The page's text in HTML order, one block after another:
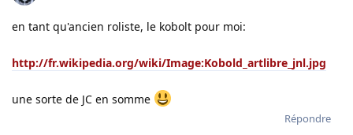
en tant qu'ancien roliste, le kobolt pour moi:
http://fr.wikipedia.org/wiki/Image:Kobold_artlibre_jnl.jpg
une sorte de JC en somme
Répondre